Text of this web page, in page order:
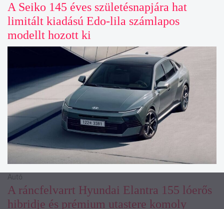
A Seiko 145 éves születésnapjára hat
limitált kiadású Edo-lila számlapos
modellt hozott ki
A ráncfelvarrt Hyundai Elantra 155 lóerős
hibridje és prémium utastere komoly
Autó